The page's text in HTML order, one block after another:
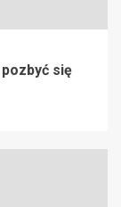
się